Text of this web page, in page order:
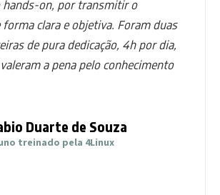
on, por transmitir o
clara e objetiva. Foram duas
de pura dedicação, 4h por dia,
a pena pelo conhecimento
Duarte de Souza
treinado pela 4Linux